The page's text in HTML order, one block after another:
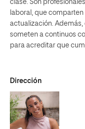
clase. Son
laboral, que
actualización.
someten a continuos
para acreditar que
Dirección